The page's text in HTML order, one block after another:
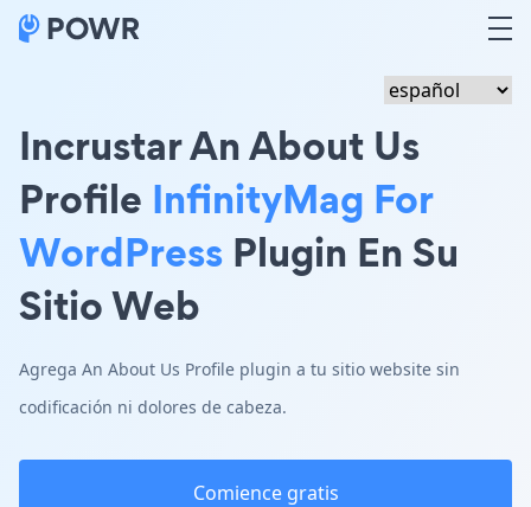
Incrustar An About Us
Profile InfinityMag For
WordPress Plugin En Su
Sitio Web
Agrega An About Us Profile plugin a tu sitio website sin
codificación ni dolores de cabeza.
Comience gratis